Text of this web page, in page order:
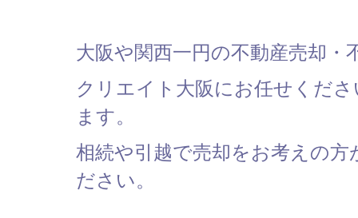
大阪や関西一円の不動産売却・
クリエイト大阪にお任せくだ
ます。
相続や引越で売却をお考えの
ださい。